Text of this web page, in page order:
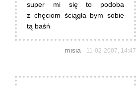
super mi się to podoba
z chęciom ściągła bym sobie
tą baśń
misia 11-02-2007, 14:47